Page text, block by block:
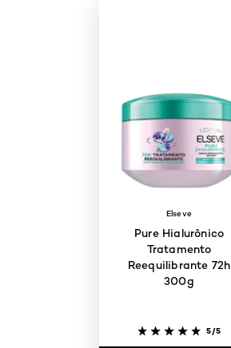
Elseve
Pure Hialurônico
Tratamento
Reequilibrante 72h
300g
5/5